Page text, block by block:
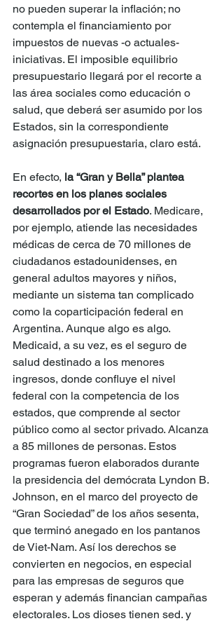
no pueden superar la inflación; no
contempla el financiamiento por
impuestos de nuevas -o actuales-
iniciativas. El imposible equilibrio
presupuestario llegará por el recorte a
las área sociales como educación o
salud, que deberá ser asumido por los
Estados, sin la correspondiente
asignación presupuestaria, claro está.
En efecto, la “Gran y Bella” plantea
recortes en los planes sociales
desarrollados por el Estado. Medicare,
por ejemplo, atiende las necesidades
médicas de cerca de 70 millones de
ciudadanos estadounidenses, en
general adultos mayores y niños,
mediante un sistema tan complicado
como la coparticipación federal en
Argentina. Aunque algo es algo.
Medicaid, a su vez, es el seguro de
salud destinado a los menores
ingresos, donde confluye el nivel
federal con la competencia de los
estados, que comprende al sector
público como al sector privado. Alcanza
a 85 millones de personas. Estos
programas fueron elaborados durante
la presidencia del demócrata Lyndon B.
Johnson, en el marco del proyecto de
“Gran Sociedad” de los años sesenta,
que terminó anegado en los pantanos
de Viet-Nam. Así los derechos se
convierten en negocios, en especial
para las empresas de seguros que
esperan y además financian campañas
electorales. Los dioses tienen sed. y